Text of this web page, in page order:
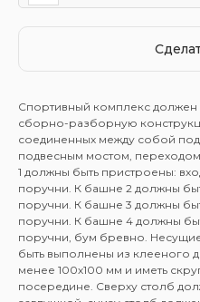
Спортивный комплекс должен
сборно-разборную
соединенных между собой
подвесным мостом,
1 должны быть пристроены:
поручни. К башне 2 должны
поручни. К башне 3 должны
поручни. К башне 4 должны
поручни, бум бревно.
быть выполнены из клееного
менее 100х100 мм и иметь
посередине. Сверху столб